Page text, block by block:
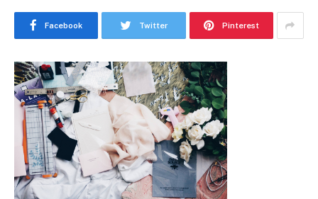
Facebook Twitter Pinterest